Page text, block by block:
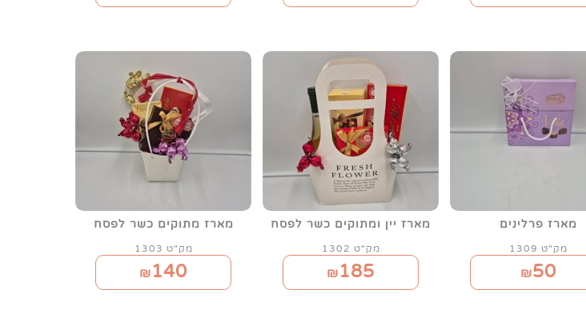
מארז פרלינים
מק"ט 1309
₪50
מארז יין ומתוקים כשר לפסח
מק"ט 1302
₪ 185
מארז מתוקים כשר לפסח
מק"ט 1303
₪ 140